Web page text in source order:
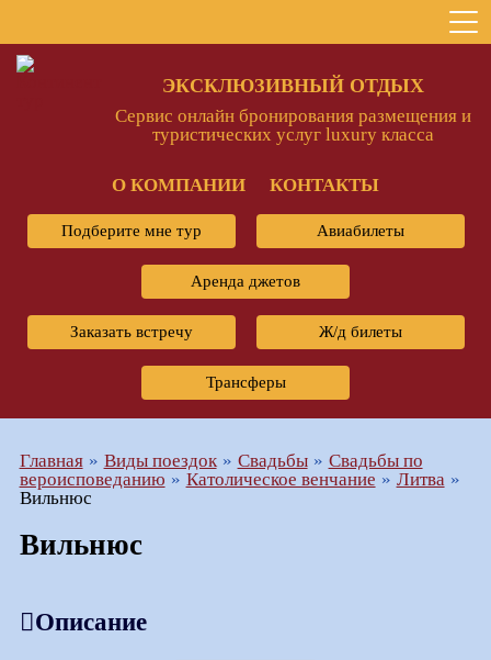
ЭКСКЛЮЗИВНЫЙ ОТДЫХ
Сервис онлайн бронирования размещения и
туристических услуг luxury класса
О КОМПАНИИ КОНТАКТЫ
Подберите мне тур Авиабилеты
Аренда джетов
Заказать встречу Ж/д билеты
Трансферы
Главная Виды поездок Свадьбы
Свадьбы по
вероисповеданию
Католическое венчание
Литва
Вильнюс
Вильнюс
Описание